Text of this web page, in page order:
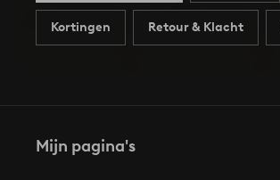
Kortingen Retour & Klacht
Mijn pagina's